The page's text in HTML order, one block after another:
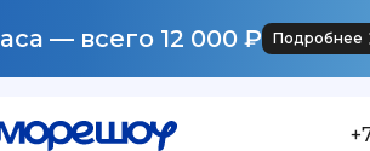
— всего 12 000 ₽ Подробнее